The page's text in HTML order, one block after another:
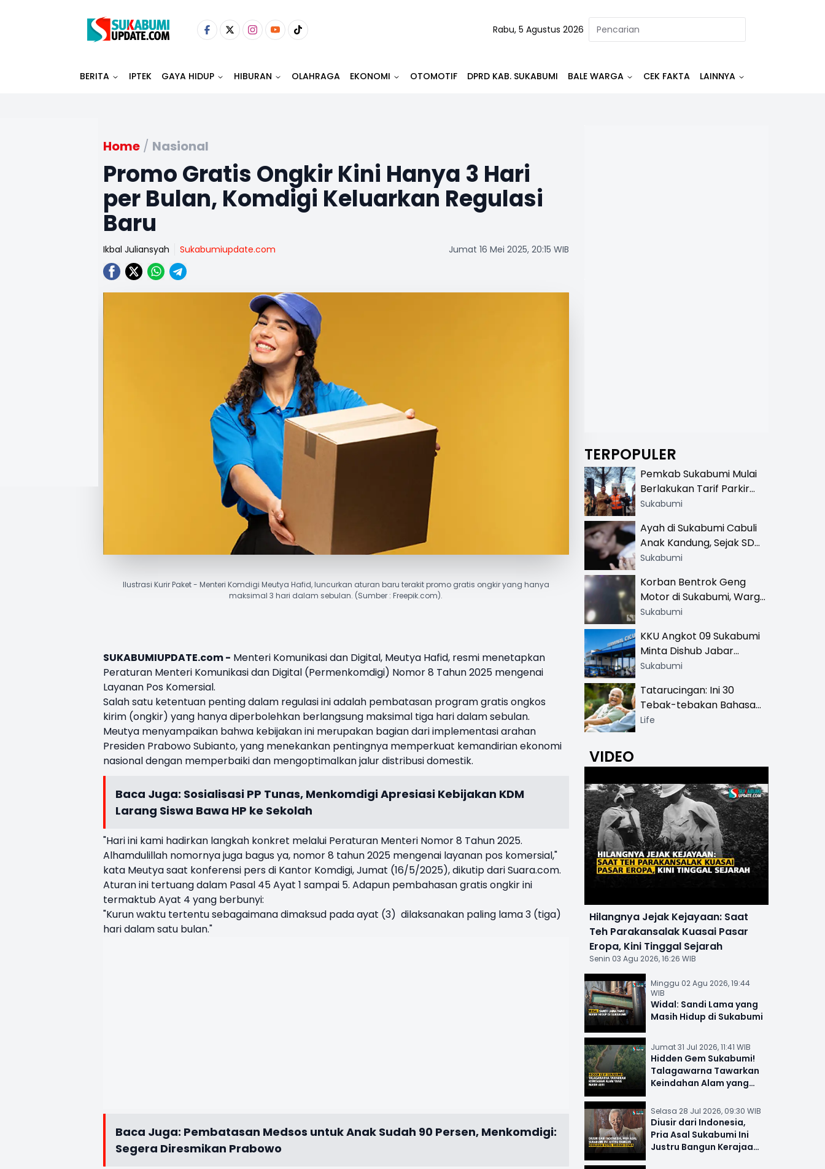
Rabu, 5 Agustus 2026
BERITA IPTEK GAYA HIDUP HIBURAN OLAHRAGA EKONOMI OTOMOTIF DPRD KAB. SUKABUMI BALE WARGA CEK FAKTA LAINNYA
Home / Nasional
Promo Gratis Ongkir Kini Hanya 3 Hari
per Bulan, Komdigi Keluarkan Regulasi
Baru
Ikbal Juliansyah Sukabumiupdate.com Jumat 16 Mei 2025, 20:15 WIB
Ilustrasi Kurir Paket - Menteri Komdigi Meutya Hafid, luncurkan aturan baru terakit promo gratis ongkir yang hanya
maksimal 3 hari dalam sebulan. (Sumber : Freepik.com).
SUKABUMIUPDATE.com - Menteri Komunikasi dan Digital, Meutya Hafid, resmi menetapkan
Peraturan Menteri Komunikasi dan Digital (Permenkomdigi) Nomor 8 Tahun 2025 mengenai
Layanan Pos Komersial.
Salah satu ketentuan penting dalam regulasi ini adalah pembatasan program gratis ongkos
kirim (ongkir) yang hanya diperbolehkan berlangsung maksimal tiga hari dalam sebulan.
Meutya menyampaikan bahwa kebijakan ini merupakan bagian dari implementasi arahan
Presiden Prabowo Subianto, yang menekankan pentingnya memperkuat kemandirian ekonomi
nasional dengan memperbaiki dan mengoptimalkan jalur distribusi domestik.
Baca Juga: Sosialisasi PP Tunas, Menkomdigi Apresiasi Kebijakan KDM
Larang Siswa Bawa HP ke Sekolah
"Hari ini kami hadirkan langkah konkret melalui Peraturan Menteri Nomor 8 Tahun 2025.
Alhamdulillah nomornya juga bagus ya, nomor 8 tahun 2025 mengenai layanan pos komersial,"
kata Meutya saat konferensi pers di Kantor Komdigi, Jumat (16/5/2025), dikutip dari Suara.com.
Aturan ini tertuang dalam Pasal 45 Ayat 1 sampai 5. Adapun pembahasan gratis ongkir ini
termaktub Ayat 4 yang berbunyi:
"Kurun waktu tertentu sebagaimana dimaksud pada ayat (3) dilaksanakan paling lama 3 (tiga)
hari dalam satu bulan."
Baca Juga: Pembatasan Medsos untuk Anak Sudah 90 Persen, Menkomdigi:
Segera Diresmikan Prabowo
TERPOPULER
Pemkab Sukabumi Mulai
Berlakukan Tarif Parkir
Resmi di 13 Lokasi Wisata,
Khusus
Sukabumi
Ayah di Sukabumi Cabuli
Anak Kandung, Sejak SD
Hingga SMA
Sukabumi
Korban Bentrok Geng
Motor di Sukabumi, Warga
dan Sopir Tangki
Sukabumi
KKU Angkot 09 Sukabumi
Minta Dishub Jabar
Tertibkan Trayek Ciawi-
Narik
Sukabumi
Tatarucingan: Ini 30
Tebak-tebakan Bahasa
Sunda yang Sangat
Life
VIDEO
Hilangnya Jejak Kejayaan: Saat
Teh Parakansalak Kuasai Pasar
Eropa, Kini Tinggal Sejarah
Senin 03 Agu 2026, 16:26 WIB
Minggu 02 Agu 2026, 19:44
WIB
Widal: Sandi Lama yang
Masih Hidup di Sukabumi
Jumat 31 Jul 2026, 11:41 WIB
Hidden Gem Sukabumi!
Talagawarna Tawarkan
Keindahan Alam yang
Selasa 28 Jul 2026, 09:30 WIB
Diusir dari Indonesia,
Pria Asal Sukabumi Ini
Justru Bangun Kerajaan